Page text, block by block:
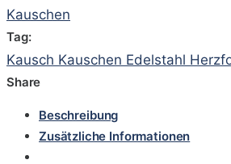
Kauschen
Tag:
Kausch Kauschen Edelstahl
Share
Beschreibung
Zusätzliche Informationen